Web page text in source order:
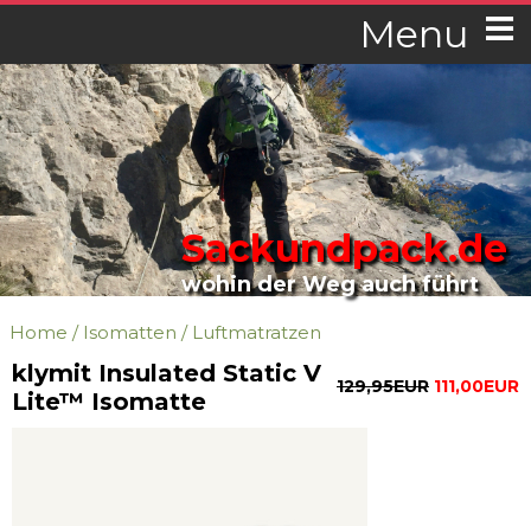
Menu
Sackundpack.de
wohin der Weg auch führt
Home / Isomatten / Luftmatratzen
129,95EUR 111,00EUR
klymit Insulated Static V
Lite™ Isomatte